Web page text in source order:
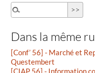
Dans la même
[Conf’ 56] - Marché et
Questembert
[CIAP 56] - Information